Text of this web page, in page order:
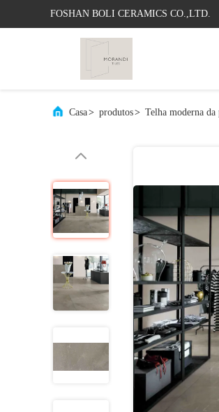
FOSHAN BOLI CERAMICS CO.,LTD.
Casa> produtos> Telha moderna da